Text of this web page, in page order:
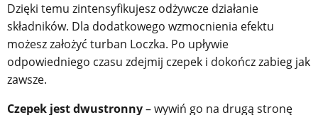
Dzięki temu zintensyfikujesz odżywcze działanie
składników. Dla dodatkowego wzmocnienia efektu
możesz założyć turban Loczka. Po upływie
odpowiedniego czasu zdejmij czepek i dokończ zabieg jak
zawsze.
Czepek jest dwustronny– wywiń go na drugą stronę